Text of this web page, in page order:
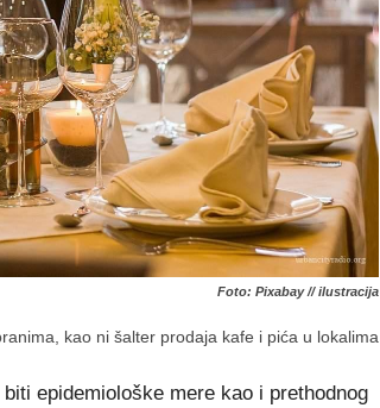
Foto: Pixabay // ilustracija
kao ni šalter prodaja kafe i pića u lokalima
epidemiološke mere kao i prethodnog